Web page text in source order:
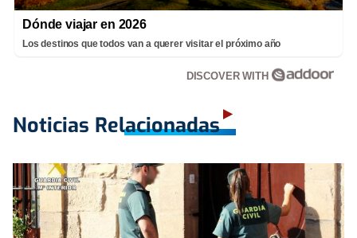
Dónde viajar en 2026
Los destinos que todos van a querer visitar el próximo año
DISCOVER WITH
Noticias Relacionadas